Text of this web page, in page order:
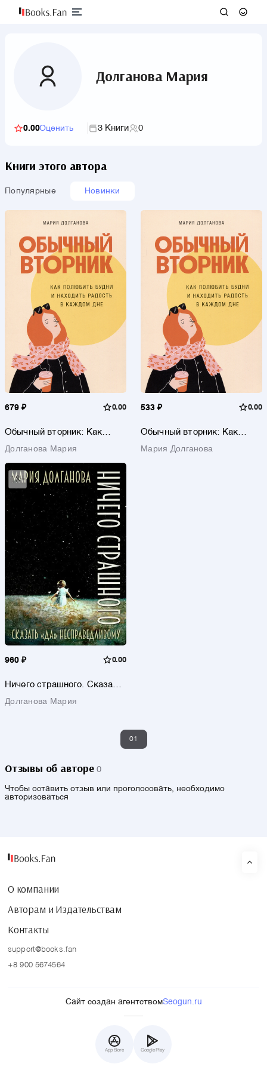
Долганова Мария
0.00Оценить 3 Книги 0
Книги этого автора
Популярные Новинки
679 ₽ 0.00
Обычный вторник: Как
радость в каждом дне
Долганова Мария
533 ₽ 0.00
Обычный вторник: Как
радость в каждом дне
Мария Долганова
960 ₽ 0.00
Ничего страшного. Сказать
Долганова Мария
01
Отзывы об авторе 0
Чтобы оставить отзыв или проголосовать, необходимо
авторизоваться
О компании
Авторам и Издательствам
Контакты
support@books.fan
+8 900 5674564
Сайт создан агентствомSeogun.ru
App Store Google Play